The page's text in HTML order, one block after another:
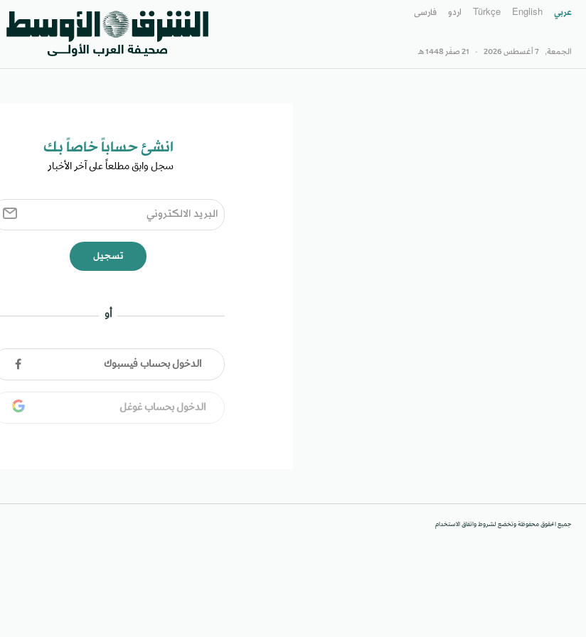
عربي English
Türkçe اردو فارسى
الجمعة, 7 أغسطس 2026 - 21 صفَر 1448 هـ
انشئ حساباً خاصاً بك​
سجل وابق مطلعاً على آخر الأخبار ​
تسجيل
أو
الدخول بحساب فيسبوك
الدخول بحساب غوغل
جميع الحقوق محفوظة وتخضع لشروط واتفاق الاستخدام